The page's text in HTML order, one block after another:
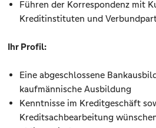
Führen der Korrespondenz mit
Kreditinstituten und
Ihr Profil:
Eine abgeschlossene
kaufmännische Ausbildung
Kenntnisse im Kreditgeschäft
Kreditsachbearbeitung